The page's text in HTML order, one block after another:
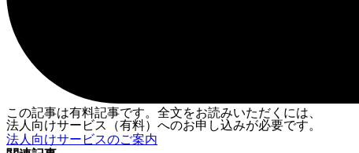
この記事は有料記事です。全文をお読みいただくには、
法人向けサービス（有料）へのお申し込みが必要です。
法人向けサービスのご案内